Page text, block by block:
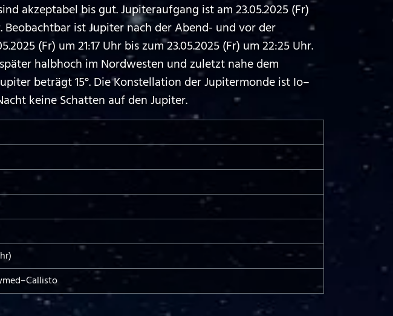
akzeptabel bis gut. Jupiteraufgang ist am 23.05.2025 (Fr)
Beobachtbar ist Jupiter nach der Abend- und vor der
(Fr) um 21:17 Uhr bis zum 23.05.2025 (Fr) um 22:25 Uhr.
halbhoch im Nordwesten und zuletzt nahe dem
beträgt 15°. Die Konstellation der Jupitermonde ist Io–
keine Schatten auf den Jupiter.